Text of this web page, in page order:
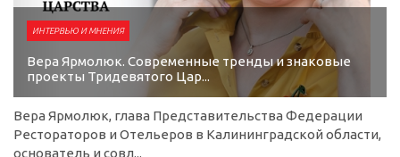
ИНТЕРВЬЮ И МНЕНИЯ
Вера Ярмолюк. Современные тренды и знаковые
проекты Тридевятого Цар...
Вера Ярмолюк, глава Представительства Федерации
Рестораторов и Отельеров в Калининградской области,
основатель и совл...